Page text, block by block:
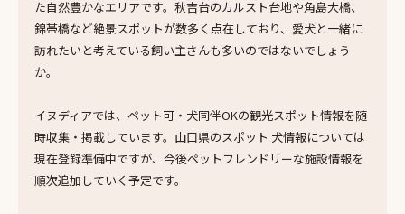
た自然豊かなエリアです。秋吉台のカルスト台地や角島大橋、
錦帯橋など絶景スポットが数多く点在しており、愛犬と一緒に
訪れたいと考えている飼い主さんも多いのではないでしょう
か。
イヌディアでは、ペット可・犬同伴OKの観光スポット情報を随
時収集・掲載しています。山口県のスポット 犬情報については
現在登録準備中ですが、今後ペットフレンドリーな施設情報を
順次追加していく予定です。